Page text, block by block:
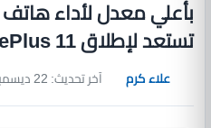
بأعلي معدل لأداء
تستعد لإطلاق OnePlus 11 بمواصفات عالمية
علاء كرم آخر تحديث: 22 ديسمبر 2022